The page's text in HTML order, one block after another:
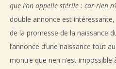
que l’on appelle stérile : car rien
double annonce est intéressante,
de la promesse de la naissance
l’annonce d’une naissance tout
montre que rien n’est impossible